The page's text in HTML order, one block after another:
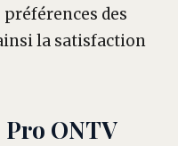
préférences des
la satisfaction
ONTV